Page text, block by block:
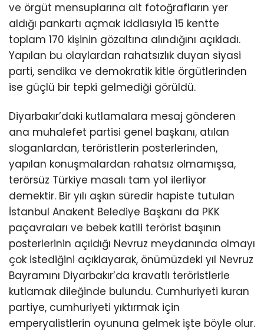
ve örgüt mensuplarına ait fotoğrafların yer
aldığı pankartı açmak iddiasıyla 15 kentte
toplam 170 kişinin gözaltına alındığını açıkladı.
Yapılan bu olaylardan rahatsızlık duyan siyasi
parti, sendika ve demokratik kitle örgütlerinden
ise güçlü bir tepki gelmediği görüldü.
Diyarbakır’daki kutlamalara mesaj gönderen
ana muhalefet partisi genel başkanı, atılan
sloganlardan, teröristlerin posterlerinden,
yapılan konuşmalardan rahatsız olmamışsa,
terörsüz Türkiye masalı tam yol ilerliyor
demektir. Bir yılı aşkın süredir hapiste tutulan
İstanbul Anakent Belediye Başkanı da PKK
paçavraları ve bebek katili terörist başının
posterlerinin açıldığı Nevruz meydanında olmayı
çok istediğini açıklayarak, önümüzdeki yıl Nevruz
Bayramını Diyarbakır’da kravatlı teröristlerle
kutlamak dileğinde bulundu. Cumhuriyeti kuran
partiye, cumhuriyeti yıktırmak için
emperyalistlerin oyununa gelmek işte böyle olur.